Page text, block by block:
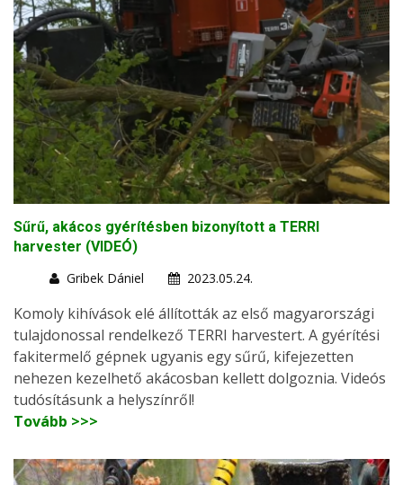
Sűrű, akácos gyérítésben bizonyított a TERRI
harvester (VIDEÓ)
Gribek Dániel
2023.05.24.
Komoly kihívások elé állították az első magyarországi
tulajdonossal rendelkező TERRI harvestert. A gyérítési
fakitermelő gépnek ugyanis egy sűrű, kifejezetten
nehezen kezelhető akácosban kellett dolgoznia. Videós
tudósításunk a helyszínről!
Tovább >>>